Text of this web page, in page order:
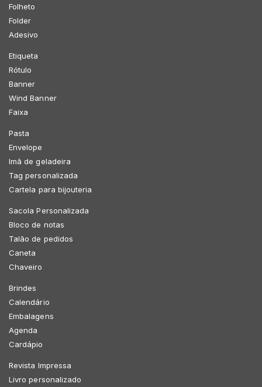
Folheto
Folder
Adesivo
Etiqueta
Rótulo
Banner
Wind Banner
Faixa
Pasta
Envelope
Imã de geladeira
Tag personalizada
Cartela para bijouteria
Sacola Personalizada
Bloco de notas
Talão de pedidos
Caneta
Chaveiro
Brindes
Calendário
Embalagens
Agenda
Cardápio
Revista Impressa
Livro personalizado